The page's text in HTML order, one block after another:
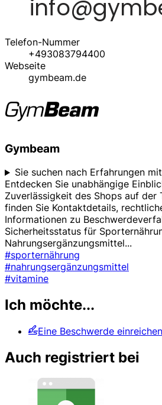
Telefon-Nummer
+493083794400
Webseite
gymbeam.de
Gymbeam
Sie suchen nach Erfahrungen
Entdecken Sie unabhängige
Zuverlässigkeit des Shops auf der
finden Sie Kontaktdetails,
Informationen zu
Sicherheitsstatus für
Nahrungsergänzungsmittel...
#sporternährung
#nahrungsergänzungsmittel
#vitamine
Ich möchte...
Eine Beschwerde einreichen
Auch registriert bei